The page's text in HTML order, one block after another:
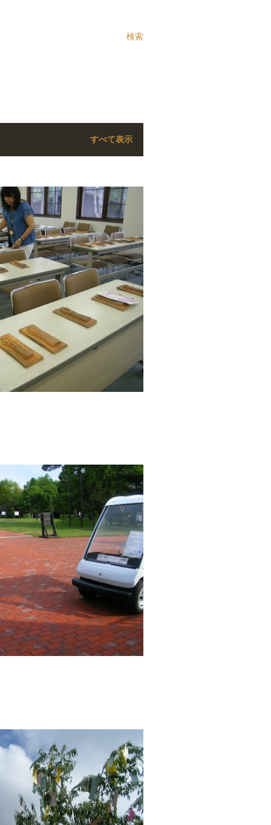
検索
すべて表示